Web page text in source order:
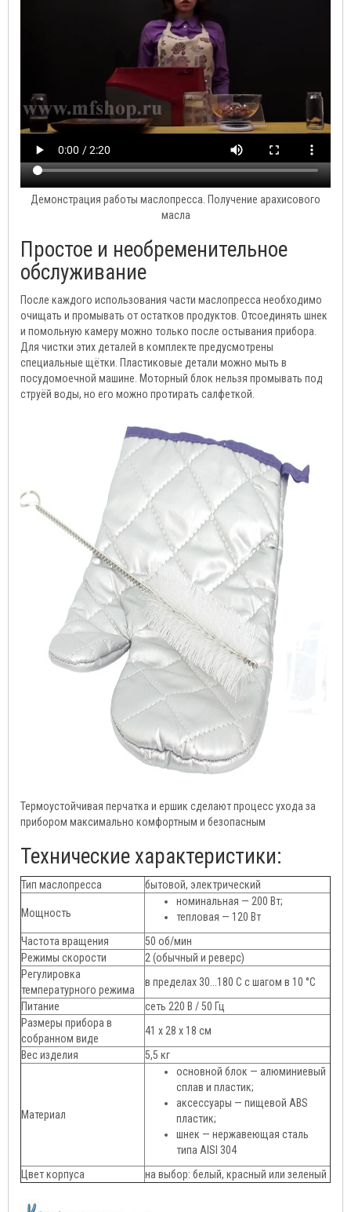
Демонстрация работы маслопресса. Получение арахисового
масла
Простое и необременительное
обслуживание
После каждого использования части маслопресса необходимо
очищать и промывать от остатков продуктов. Отсоединять шнек
и помольную камеру можно только после остывания прибора.
Для чистки этих деталей в комплекте предусмотрены
специальные щётки. Пластиковые детали можно мыть в
посудомоечной машине. Моторный блок нельзя промывать под
струёй воды, но его можно протирать салфеткой.
Термоустойчивая перчатка и ершик сделают процесс ухода за
прибором максимально комфортным и безопасным
Технические характеристики:
Тип маслопресса бытовой, электрический
Мощность
номинальная — 200 Вт;
тепловая — 120 Вт
Частота вращения
50 об/мин
Режимы скорости
2 (обычный и реверс)
Регулировка
температурного режима
в пределах 30...180 С с шагом в 10 °С
Питание
сеть 220 В / 50 Гц
Размеры прибора в
собранном виде
41 х 28 х 18 см
Вес изделия
5,5 кг
Материал
основной блок — алюминиевый
сплав и пластик;
аксессуары — пищевой ABS
пластик;
шнек — нержавеющая сталь
типа AISI 304
Цвет корпуса
на выбор: белый, красный или зеленый